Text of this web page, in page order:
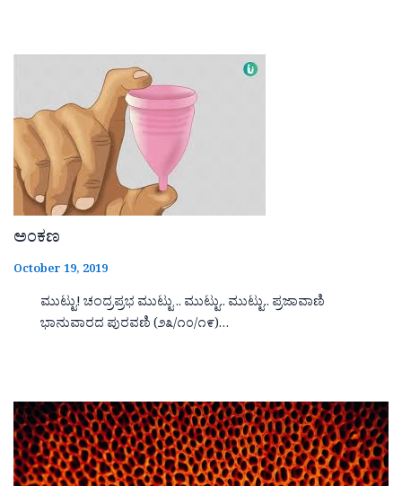
ಅಂಕಣ
October 19, 2019
ಮುಟ್ಟು! ಚಂದ್ರಪ್ರಭ ಮುಟ್ಟು .. ಮುಟ್ಟು.. ಮುಟ್ಟು.. ಪ್ರಜಾವಾಣಿ
ಭಾನುವಾರದ ಪುರವಣಿ (೨೩/೧೦/೧೯)…